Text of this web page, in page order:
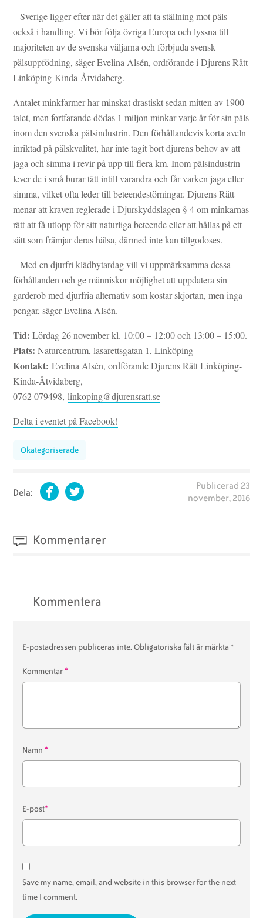
– Sverige ligger efter när det gäller att ta ställning mot päls
också i handling. Vi bör följa övriga Europa och lyssna till
majoriteten av de svenska väljarna och förbjuda svensk
pälsuppfödning, säger Evelina Alsén, ordförande i Djurens Rätt
Linköping-Kinda-Åtvidaberg.
Antalet minkfarmer har minskat drastiskt sedan mitten av 1900-
talet, men fortfarande dödas 1 miljon minkar varje år för sin päls
inom den svenska pälsindustrin. Den förhållandevis korta aveln
inriktad på pälskvalitet, har inte tagit bort djurens behov av att
jaga och simma i revir på upp till flera km. Inom pälsindustrin
lever de i små burar tätt intill varandra och får varken jaga eller
simma, vilket ofta leder till beteendestörningar. Djurens Rätt
menar att kraven reglerade i Djurskyddslagen § 4 om minkarnas
rätt att få utlopp för sitt naturliga beteende eller att hållas på ett
sätt som främjar deras hälsa, därmed inte kan tillgodoses.
– Med en djurfri klädbytardag vill vi uppmärksamma dessa
förhållanden och ge människor möjlighet att uppdatera sin
garderob med djurfria alternativ som kostar skjortan, men inga
pengar, säger Evelina Alsén.
Tid: Lördag 26 november kl. 10:00 – 12:00 och 13:00 – 15:00.
Plats: Naturcentrum, lasarettsgatan 1, Linköping
Kontakt:Evelina Alsén, ordförande Djurens Rätt Linköping-
Kinda-Åtvidaberg,
0762 079498,linkoping@djurensratt.se
Delta i eventet på Facebook!
Okategoriserade
Dela: FacebookTwitter
Publicerad 23
november, 2016
Kommentarer
Kommentera
E-postadressen publiceras inte.Obligatoriska fält är märkta*
Kommentar*
Namn*
E-post*
Save my name, email, and website in this browser for the next
time I comment.